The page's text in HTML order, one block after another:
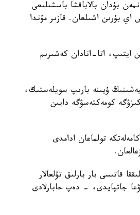
بۇدان بالاباقشا باسشىلىعى
بۇرىن اشىلعان. قازىر مۇندا
ايتىپ، اتا-انادان كەشىرىم
ۇيىنە بارىپ سويلەستىك،
كومەكتەسۋگە دايىن
تولماعان ادامدى
قاتىسى بار بارلىق تۇلعالار
جاتپايدى، - دەپ حابارلادى